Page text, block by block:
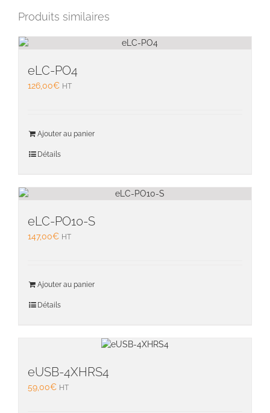
Produits similaires
eLC-PO4
126,00€ HT
Ajouter au panier
Détails
eLC-PO10-S
147,00€ HT
Ajouter au panier
Détails
eUSB-4XHRS4
59,00€ HT